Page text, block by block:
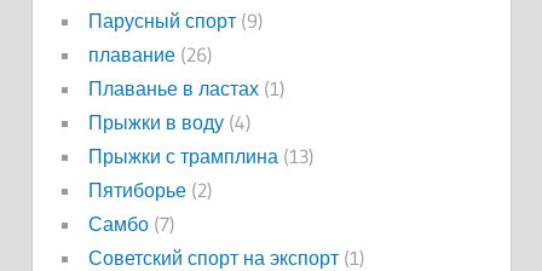
Парусный спорт(9)
плавание(26)
Плаванье в ластах(1)
Прыжки в воду(4)
Прыжки с трамплина (13)
Пятиборье(2)
Самбо(7)
Советский спорт на экспорт(1)